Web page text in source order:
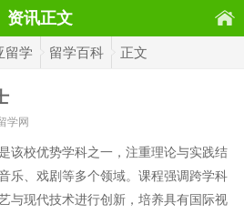
资讯正文
留学 留学百科 正文
学网
该校优势学科之一，注重理论与实践结
乐、戏剧等多个领域。课程强调跨学科
与现代技术进行创新，培养具有国际视